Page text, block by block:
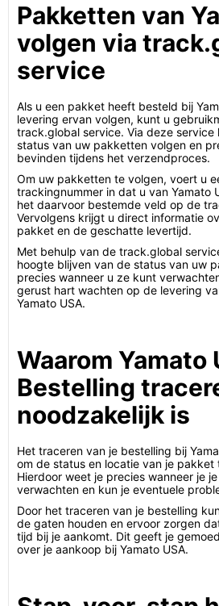
Pakketten van
volgen via
service
Als u een pakket heeft besteld bij
levering ervan volgen, kunt u
track.global service. Via deze
status van uw pakketten volgen en
bevinden tijdens het verzendproces.
Om uw pakketten te volgen, voert u
trackingnummer in dat u van Yamato
het daarvoor bestemde veld op de
Vervolgens krijgt u direct informatie
pakket en de geschatte levertijd.
Met behulp van de track.global
hoogte blijven van de status van uw
precies wanneer u ze kunt
gerust hart wachten op de levering
Yamato USA.
Waarom Yamato
Bestelling
noodzakelijk is
Het traceren van je bestelling bij
om de status en locatie van je pakket
Hierdoor weet je precies wanneer je
verwachten en kun je eventuele
Door het traceren van je bestelling
de gaten houden en ervoor zorgen
tijd bij je aankomt. Dit geeft je
over je aankoop bij Yamato USA.